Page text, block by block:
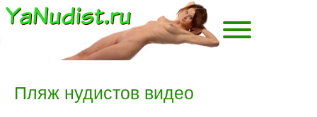
Пляж нудистов видео